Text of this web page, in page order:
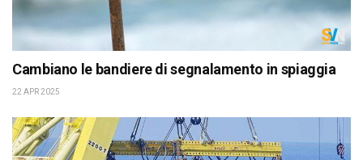
Cambiano le bandiere di segnalamento in spiaggia
22 APR 2025